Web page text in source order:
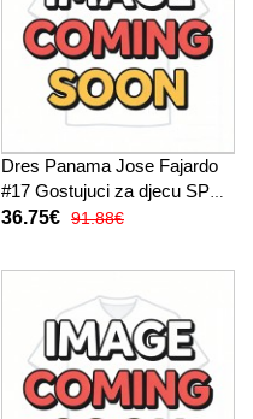
Dres Panama Jose Fajardo
#17 Gostujuci za djecu SP
2026 Kratak Rukav (+ kratke
36.75€ 91.88€